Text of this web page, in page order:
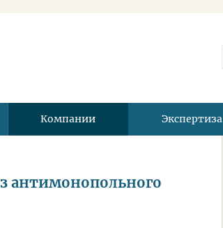
Компании Экспертиза
антимонопольного